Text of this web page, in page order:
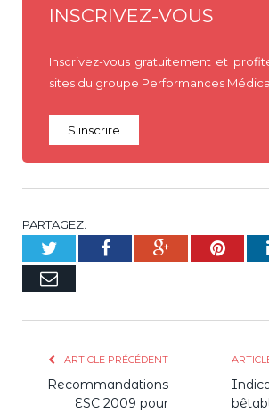
INSCRIVEZ-VOUS
Inscrivez-vous gratuitement et
sites du groupe Performances
S'inscrire
PARTAGEZ.
TwitterFacebookGoogle+
E-
ARTICLE PRÉCÉDENT
Recommandations
ESC 2009 pour